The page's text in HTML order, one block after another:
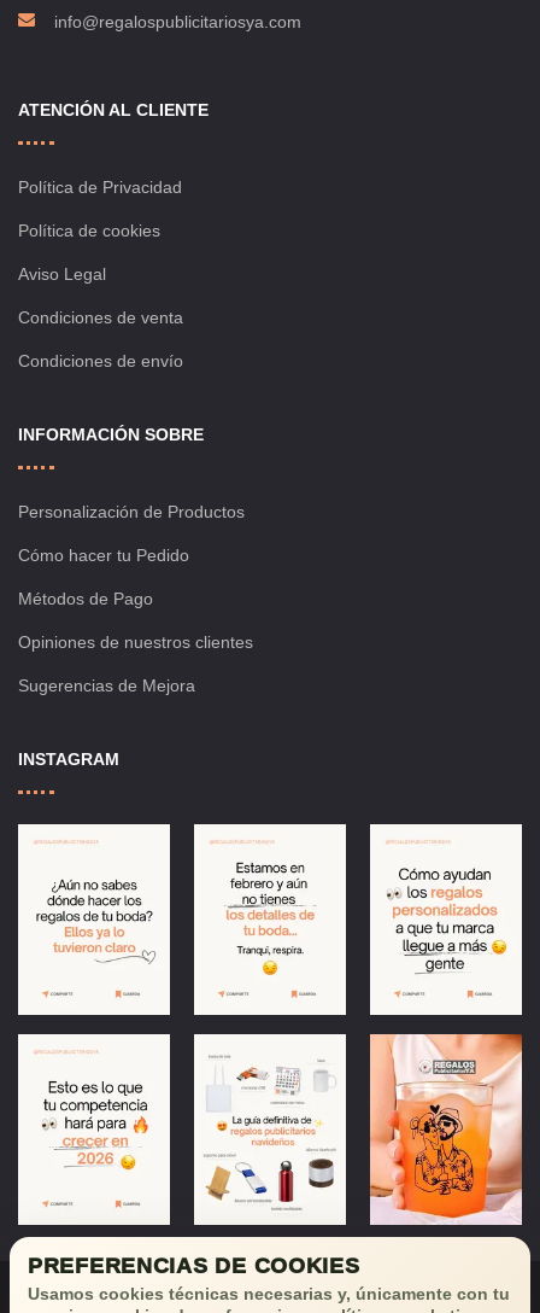
info@regalospublicitariosya.com
ATENCIÓN AL CLIENTE
Política de Privacidad
Política de cookies
Aviso Legal
Condiciones de venta
Condiciones de envío
INFORMACIÓN SOBRE
Personalización de Productos
Cómo hacer tu Pedido
Métodos de Pago
Opiniones de nuestros clientes
Sugerencias de Mejora
INSTAGRAM
PREFERENCIAS DE COOKIES
Usamos cookies técnicas necesarias y, únicamente con tu